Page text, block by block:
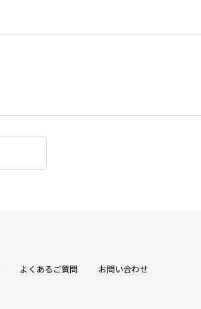
よくあるご質問 お問い合わせ